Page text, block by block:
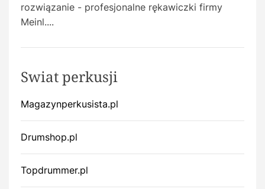
rozwiązanie - profesjonalne rękawiczki firmy
Meinl....
Swiat perkusji
Magazynperkusista.pl
Drumshop.pl
Topdrummer.pl